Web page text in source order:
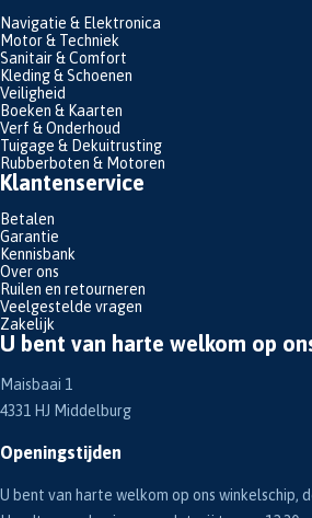
Navigatie & Elektronica
Motor & Techniek
Sanitair & Comfort
Kleding & Schoenen
Veiligheid
Boeken & Kaarten
Verf & Onderhoud
Tuigage & Dekuitrusting
Rubberboten & Motoren
Klantenservice
Betalen
Garantie
Kennisbank
Over ons
Ruilen en retourneren
Veelgestelde vragen
Zakelijk
U bent van harte welkom op
Maisbaai 1
4331 HJ Middelburg
Openingstijden
U bent van harte welkom op ons winkelschip,